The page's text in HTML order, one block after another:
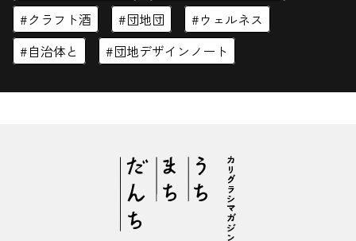
クラフト酒
団地団
ウェルネス
自治体と
団地デザインノート